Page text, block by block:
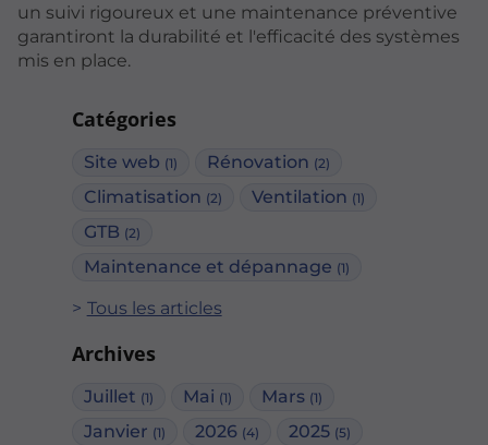
Catégories
Site web (1) Rénovation (2)
Climatisation (2) Ventilation (1)
GTB (2)
Maintenance et dépannage (1)
Tous les articles
Archives
Juillet (1) Mai (1) Mars (1)
Janvier (1) 2026 (4) 2025 (5)
un suivi rigoureux et une maintenance préventive
garantiront la durabilité et l'efficacité des systèmes
mis en place.